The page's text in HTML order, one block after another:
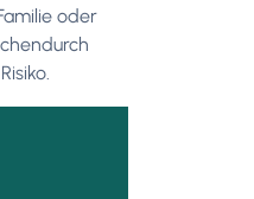
oder